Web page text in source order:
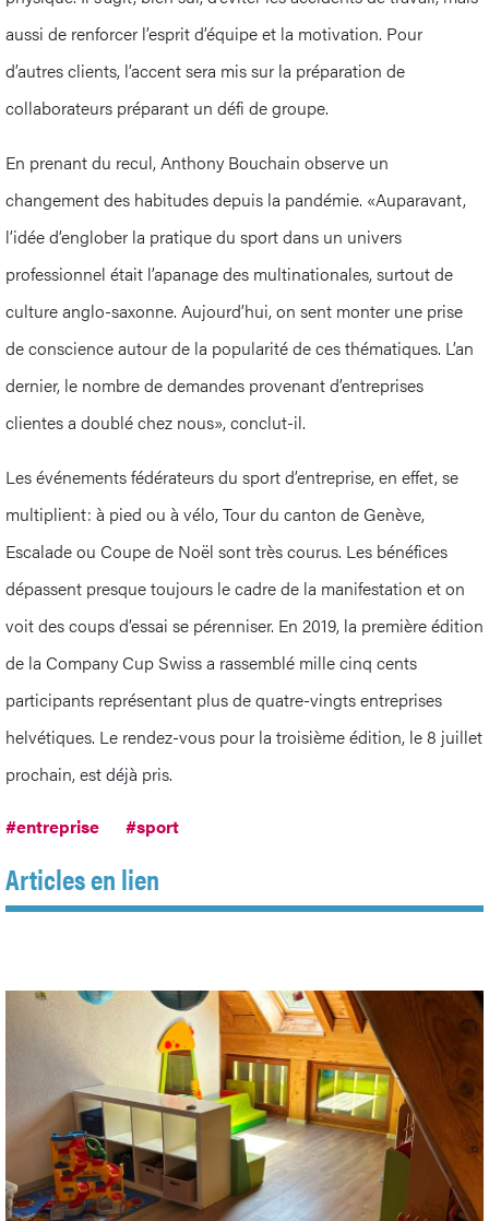
aussi de renforcer l’esprit d’équipe et la motivation. Pour
d’autres clients, l’accent sera mis sur la préparation de
collaborateurs préparant un défi de groupe.
En prenant du recul, Anthony Bouchain observe un
changement des habitudes depuis la pandémie. «Auparavant,
l’idée d’englober la pratique du sport dans un univers
professionnel était l’apanage des multinationales, surtout de
culture anglo-saxonne. Aujourd’hui, on sent monter une prise
de conscience autour de la popularité de ces thématiques. L’an
dernier, le nombre de demandes provenant d’entreprises
clientes a doublé chez nous», conclut-il.
Les événements fédérateurs du sport d’entreprise, en effet, se
multiplient: à pied ou à vélo, Tour du canton de Genève,
Escalade ou Coupe de Noël sont très courus. Les bénéfices
dépassent presque toujours le cadre de la manifestation et on
voit des coups d’essai se pérenniser. En 2019, la première édition
de la Company Cup Swiss a rassemblé mille cinq cents
participants représentant plus de quatre-vingts entreprises
helvétiques. Le rendez-vous pour la troisième édition, le 8 juillet
prochain, est déjà pris.
#entreprise #sport
Articles en lien